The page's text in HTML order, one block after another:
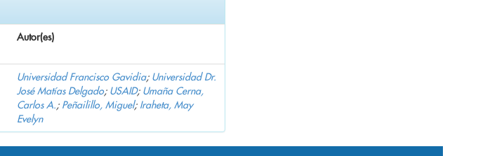
Autor(es)
Universidad Francisco Gavidia; Universidad Dr.
José Matías Delgado; USAID; Umaña Cerna,
Carlos A.; Peñailillo, Miguel; Iraheta, May
Evelyn